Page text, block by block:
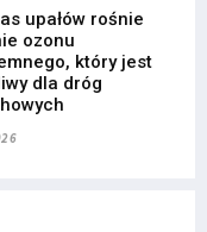
upałów rośnie
ozonu
który jest
dla dróg